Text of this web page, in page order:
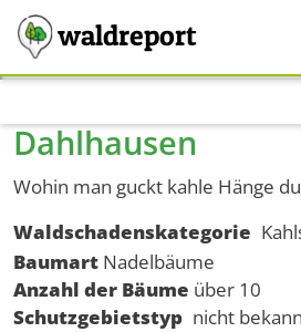
waldreport
Dahlhausen
Wohin man guckt kahle Hänge
Waldschadenskategorie
Baumart Nadelbäume
Anzahl der Bäume über 10
Schutzgebietstyp nicht